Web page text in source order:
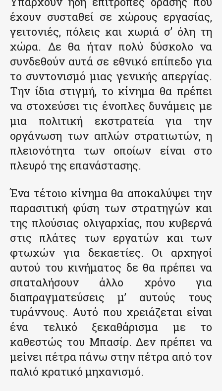
έχουν συσταθεί σε χώρους εργασίας,
γειτονιές, πόλεις και χωριά σ’ όλη τη
χώρα. Δε θα ήταν πολύ δύσκολο να
συνδεθούν αυτά σε εθνικό επίπεδο για
το συντονισμό μιας γενικής απεργίας.
Την ίδια στιγμή, το κίνημα θα πρέπει
να στοχεύσει τις ένοπλες δυνάμεις με
μια πολιτική εκστρατεία για την
οργάνωση των απλών στρατιωτών, η
πλειονότητα των οποίων είναι στο
πλευρό της επανάστασης.
Ένα τέτοιο κίνημα θα αποκαλύψει την
παρασιτική φύση των στρατηγών και
της πλούσιας ολιγαρχίας, που κυβερνά
στις πλάτες των εργατών και των
φτωχών για δεκαετίες. Οι αρχηγοί
αυτού του κινήματος δε θα πρέπει να
σπαταλήσουν άλλο χρόνο για
διαπραγματεύσεις μ’ αυτούς τους
τυράννους. Αυτό που χρειάζεται είναι
ένα τελικό ξεκαθάρισμα με το
καθεστώς του Μπασίρ. Δεν πρέπει να
μείνει πέτρα πάνω στην πέτρα από τον
παλιό κρατικό μηχανισμό.